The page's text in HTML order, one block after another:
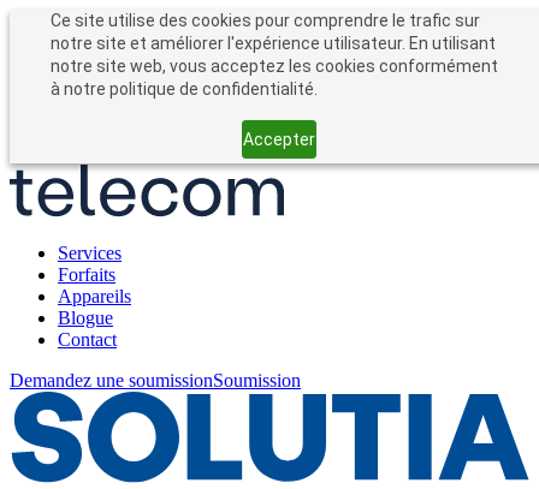
Ce site utilise des cookies pour comprendre le trafic sur
notre site et améliorer l'expérience utilisateur. En utilisant
notre site web, vous acceptez les cookies conformément
à notre politique de confidentialité.
Accepter
EntreprisesParticuliers
Forfait entreprise
Services
Forfaits
Appareils
Blogue
Contact
Demandez une soumissionSoumission